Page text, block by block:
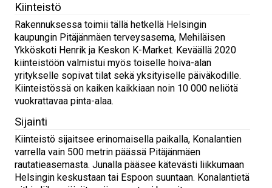
Kiinteistö
Rakennuksessa toimii tällä hetkellä Helsingin
kaupungin Pitäjänmäen terveysasema, Mehiläisen
Ykköskoti Henrik ja Keskon K-Market. Keväällä 2020
kiinteistöön valmistui myös toiselle hoiva-alan
yritykselle sopivat tilat sekä yksityiselle päiväkodille.
Kiinteistössä on kaiken kaikkiaan noin 10 000 neliötä
vuokrattavaa pinta-alaa.
Sijainti
Kiinteistö sijaitsee erinomaisella paikalla, Konalantien
varrella vain 500 metrin päässä Pitäjänmäen
rautatieasemasta. Junalla pääsee kätevästi liikkumaan
Helsingin keskustaan tai Espoon suuntaan. Konalantietä